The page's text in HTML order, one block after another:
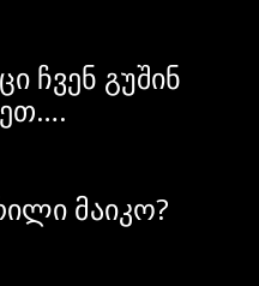
ჩვენ გუშინ
მაიკო?